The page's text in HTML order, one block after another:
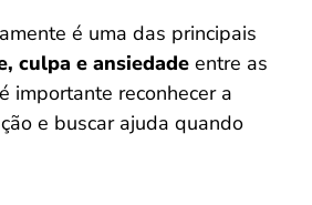
é uma das principais
culpa e ansiedade entre as
importante reconhecer a
e buscar ajuda quando